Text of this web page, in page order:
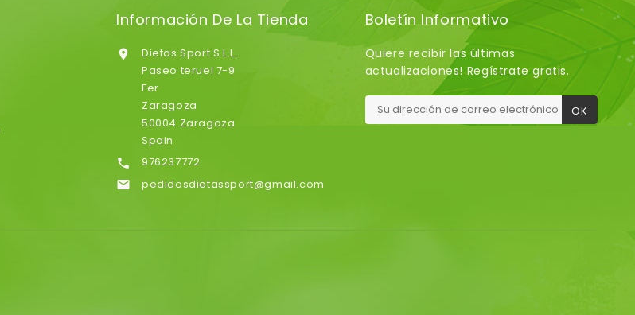
Información De La Tienda

Dietas Sport S.L.L.
Paseo teruel 7-9
Fer
Zaragoza
50004 Zaragoza
Spain
 976237772
 pedidosdietassport@gmail.com
Boletín Informativo
Quiere recibir las últimas
actualizaciones! Regístrate gratis.